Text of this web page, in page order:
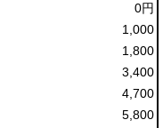
0円
1,000
1,800
3,400
4,700
5,800